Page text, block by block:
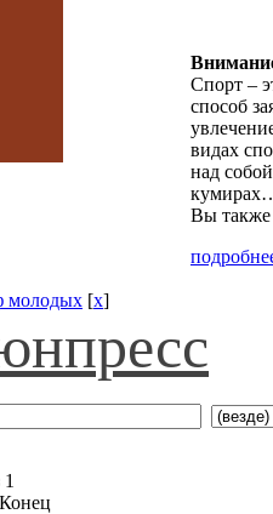
Спорт –
способ
видах
над
Вы также
молодых [x]